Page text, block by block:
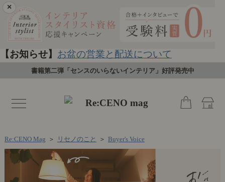
×
【お知らせ】 お盆の営業と配送について
書籍第二弾「センスのいらないインテリア」好評発売中
toggle
navigation
Re:CENO Mag ＞ リセノのこと ＞ Buyer's Voice